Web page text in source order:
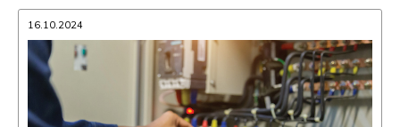
16.10.2024